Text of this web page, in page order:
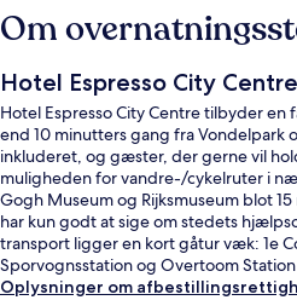
Om
Hotel Espresso City Centre
Hotel Espresso City Centre tilbyder
end 10 minutters gang fra Vondelpark
inkluderet, og gæster, der gerne vil
muligheden for vandre-/cykelruter i
Gogh Museum og Rijksmuseum blot
har kun godt at sige om stedets
transport ligger en kort gåtur væk: 1e
Sporvognsstation og Overtoom
Oplysninger om